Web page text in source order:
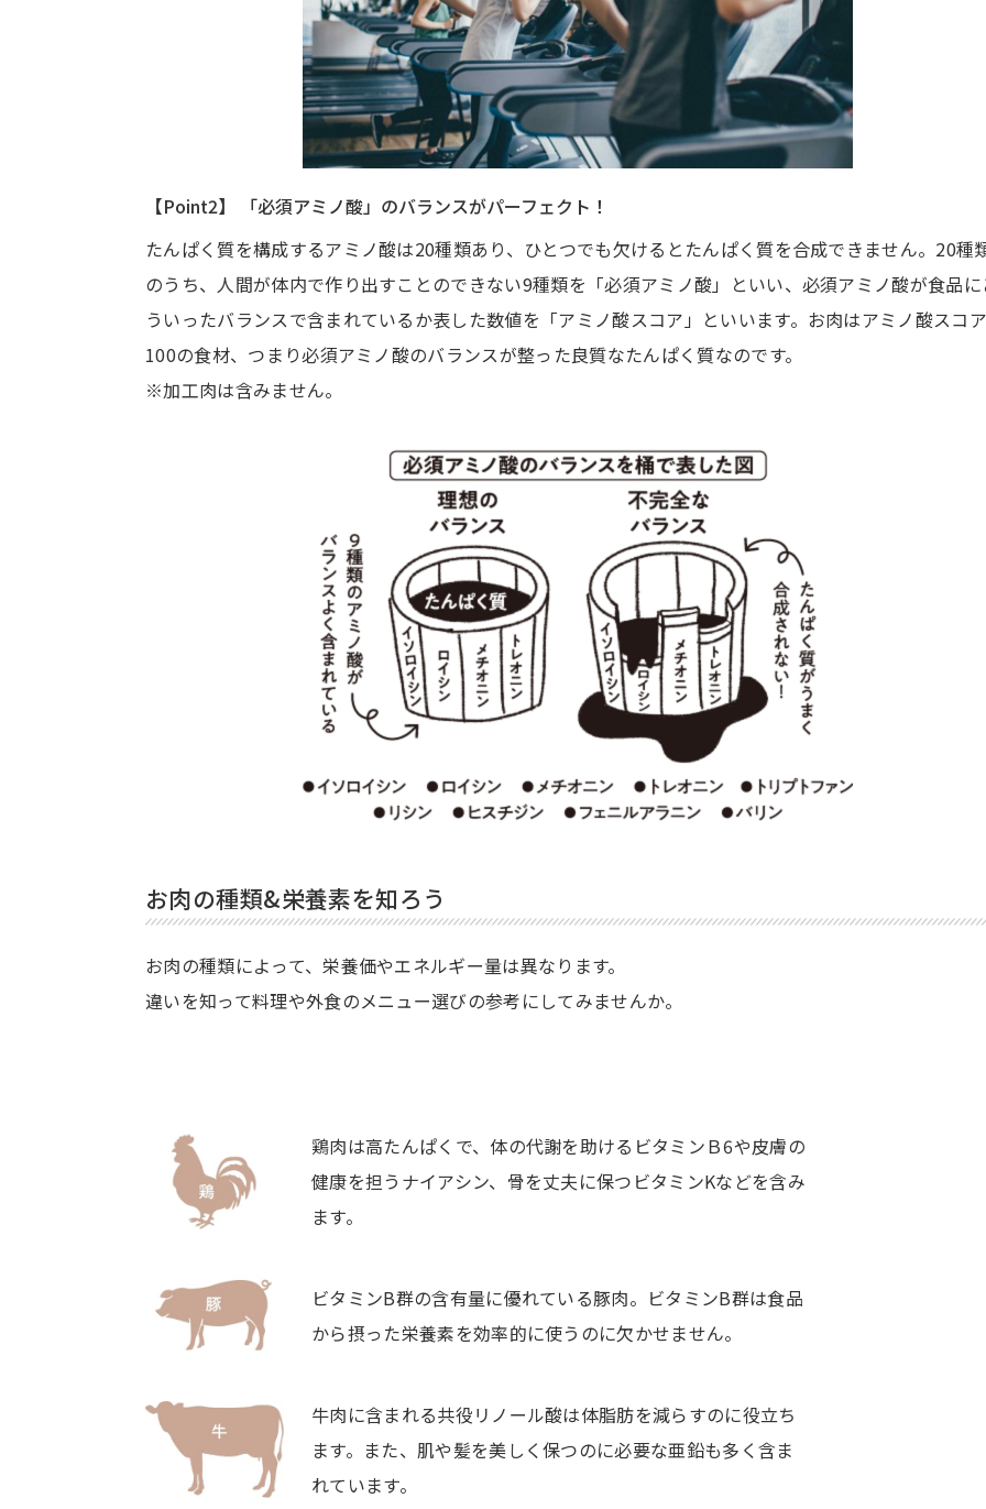
【Point2】 「必須アミノ酸」のバランスがパーフェクト！
たんぱく質を構成するアミノ酸は20種類あり、ひとつでも欠けるとたんぱく質を合成できません。20種
のうち、人間が体内で作り出すことのできない9種類を「必須アミノ酸」といい、必須アミノ酸が食品
ういったバランスで含まれているか表した数値を「アミノ酸スコア」といいます。お肉はアミノ酸スコ
100の食材、つまり必須アミノ酸のバランスが整った良質なたんぱく質なのです。
※加工肉は含みません。
お肉の種類&栄養素を知ろう
お肉の種類によって、栄養価やエネルギー量は異なります。
違いを知って料理や外食のメニュー選びの参考にしてみませんか。
鶏肉は高たんぱくで、体の代謝を助けるビタミンＢ6や皮膚の
健康を担うナイアシン、骨を丈夫に保つビタミンKなどを含み
ます。
ビタミンB群の含有量に優れている豚肉。ビタミンB群は食品
から摂った栄養素を効率的に使うのに欠かせません。
牛肉に含まれる共役リノール酸は体脂肪を減らすのに役立ち
ます。また、肌や髪を美しく保つのに必要な亜鉛も多く含ま
れています。